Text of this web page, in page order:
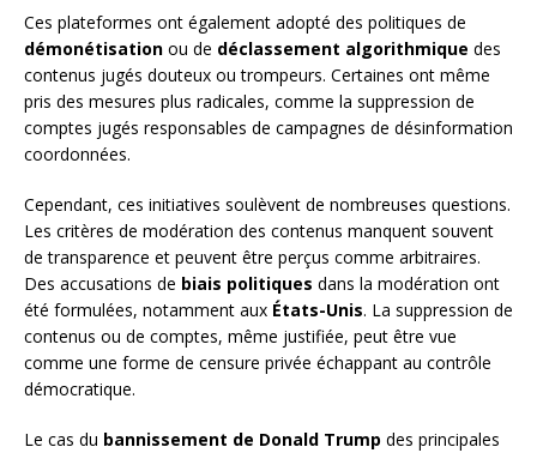
Ces plateformes ont également adopté des politiques de
démonétisation ou de déclassement algorithmique des
contenus jugés douteux ou trompeurs. Certaines ont même
pris des mesures plus radicales, comme la suppression de
comptes jugés responsables de campagnes de désinformation
coordonnées.
Cependant, ces initiatives soulèvent de nombreuses questions.
Les critères de modération des contenus manquent souvent
de transparence et peuvent être perçus comme arbitraires.
Des accusations de biais politiques dans la modération ont
été formulées, notamment aux États-Unis. La suppression de
contenus ou de comptes, même justifiée, peut être vue
comme une forme de censure privée échappant au contrôle
démocratique.
Le cas du bannissement de Donald Trump des principales